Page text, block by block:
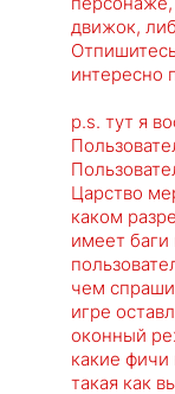
движок,
интересно
p.s. тут я
Царство
каком
имеет баги
чем
игре
оконный
какие
такая как